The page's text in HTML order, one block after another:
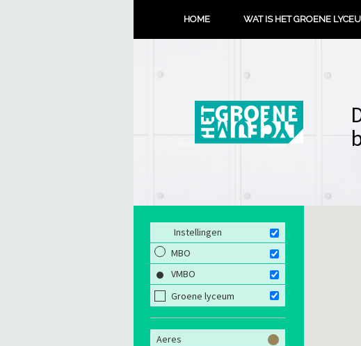
HOME WAT IS HET GROENE
Instellingen
MBO
VMBO
Groene lyceum
Aeres